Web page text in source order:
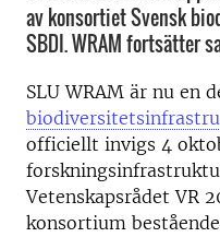
av konsortiet Svensk
SBDI. WRAM fortsätter
SLU WRAM är nu en
officiellt invigs 4
Vetenskapsrådet VR
konsortium